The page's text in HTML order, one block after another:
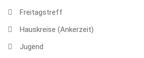
Freitagstreff
Hauskreise (Ankerzeit)
Jugend